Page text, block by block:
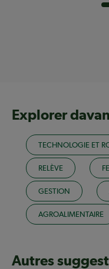
Explorer
TECHNOLOGIE ET
RELÈVE
GESTION
AGROALIMENTAIRE
Autres